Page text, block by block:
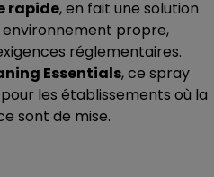
rapide, en fait une solution
propre,
réglementaires.
Essentials, ce spray
pour les établissements où la
sont de mise.